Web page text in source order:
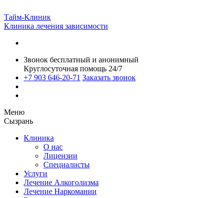
Тайм-Клиник
Клиника лечения зависимости
Звонок бесплатный и анонимный
Круглосуточная помощь 24/7
+7 903 646-20-71 Заказать звонок
Меню
Сызрань
Клиника
О нас
Лицензии
Специалисты
Услуги
Лечение Алкоголизма
Лечение Наркомании